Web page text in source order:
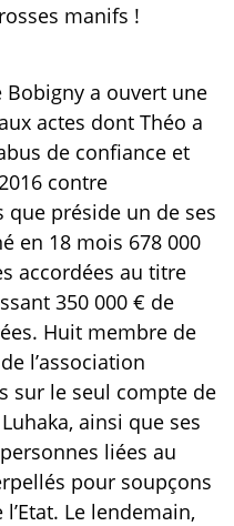
manifs !
Bobigny a ouvert une
actes dont Théo a
de confiance et
contre
que préside un de ses
en 18 mois 678 000
accordées au titre
350 000 € de
Huit membre de
l’association
sur le seul compte de
ainsi que ses
liées au
pour soupçons
Le lendemain,